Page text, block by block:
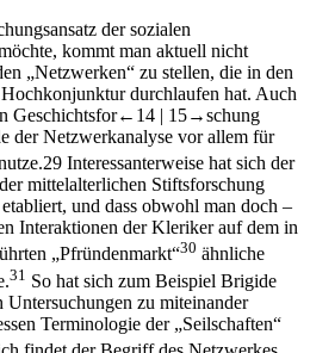
der sozialen
kommt man aktuell nicht
„Netzwerken“ zu stellen, die in den
Hochkonjunktur durchlaufen hat. Auch
Geschichtsfor←14 | 15→schung
der Netzwerkanalyse vor allem für
29 Interessanterweise hat sich der
mittelalterlichen Stiftsforschung
und dass obwohl man doch –
Interaktionen der Kleriker auf dem in
„Pfründenmarkt“30 ähnliche
31 So hat sich zum Beispiel Brigide
zu miteinander
Terminologie der „Seilschaften“